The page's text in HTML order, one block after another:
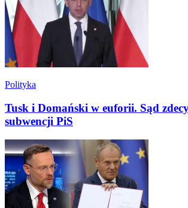
Polityka
Tusk i Domański w euforii. Sąd
subwencji PiS